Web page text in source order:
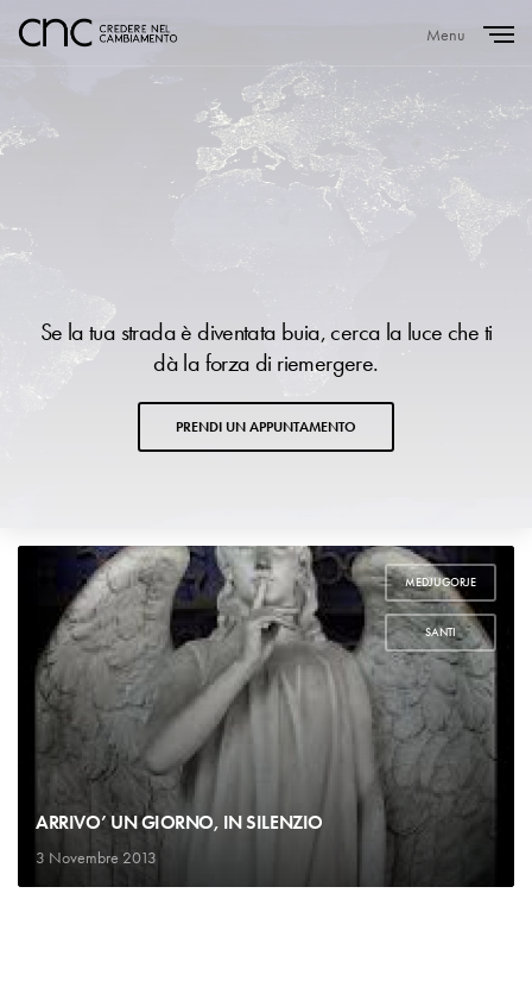
Menu
Se la tua strada è diventata buia, cerca la luce che ti
dà la forza di riemergere.
PRENDI UN APPUNTAMENTO
MEDJUGORJE
,
SANTI
ARRIVO’ UN GIORNO, IN SILENZIO
3 Novembre 2013